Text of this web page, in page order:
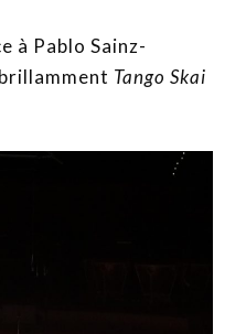
à Pablo Sainz-
Tango Skai